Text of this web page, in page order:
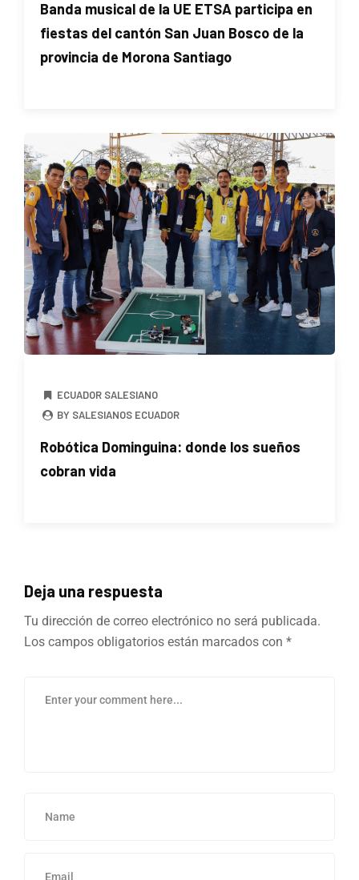
Banda musical de la UE ETSA participa en
fiestas del cantón San Juan Bosco de la
provincia de Morona Santiago
ECUADOR SALESIANO
BY SALESIANOS ECUADOR
Robótica Dominguina: donde los sueños
cobran vida
Deja una respuesta
Tu dirección de correo electrónico no será publicada.
Los campos obligatorios están marcados con *